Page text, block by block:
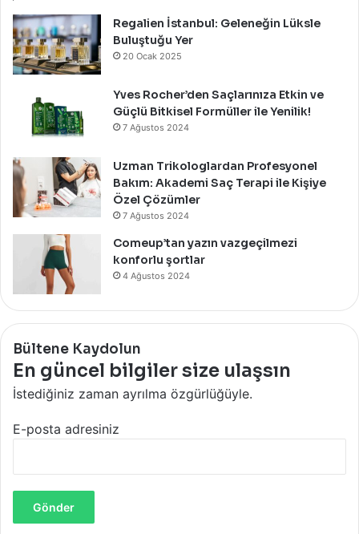
Kutladı!
Regalien İstanbul: Geleneğin Lüksle
Buluştuğu Yer
20 Ocak 2025
Yves Rocher’den Saçlarınıza Etkin ve
Güçlü Bitkisel Formüller ile Yenilik!
7 Ağustos 2024
Uzman Trikologlardan Profesyonel
Bakım: Akademi Saç Terapi ile Kişiye
Özel Çözümler
7 Ağustos 2024
Comeup’tan yazın vazgeçilmezi
konforlu şortlar
4 Ağustos 2024
Bültene Kaydolun
En güncel bilgiler size ulaşsın
İstediğiniz zaman ayrılma özgürlüğüyle.
E-posta adresiniz